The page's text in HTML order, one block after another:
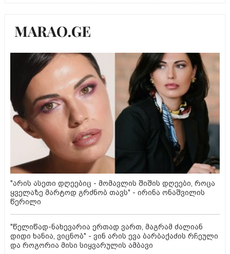
"არის ასეთი დღეებიც - მომავლის შიშის დღეები, როცა
ყველაზე მარტოდ გრძნობ თავს" - ირინა ონაშვილის
წერილი
"წელიწად-ნახევარია ერთად ვართ, მაგრამ ძალიან
დიდი ხანია, ვიცნობ" - ვინ არის ევა ბარბაქაძის რჩეული
და როგორია მისი სიყვარულის ამბავი